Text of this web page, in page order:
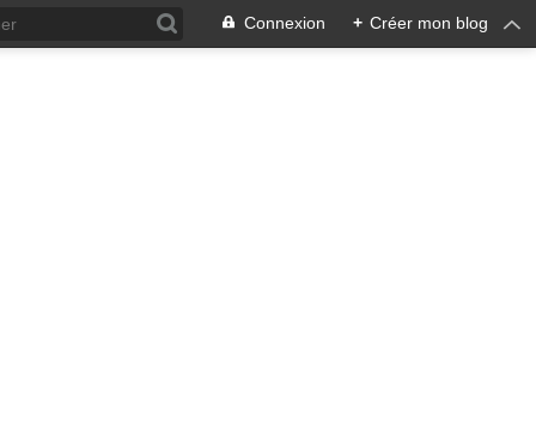
Connexion + Créer mon blog